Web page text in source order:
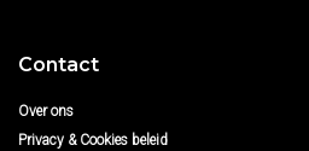
Contact
Over ons
Privacy & Cookies beleid